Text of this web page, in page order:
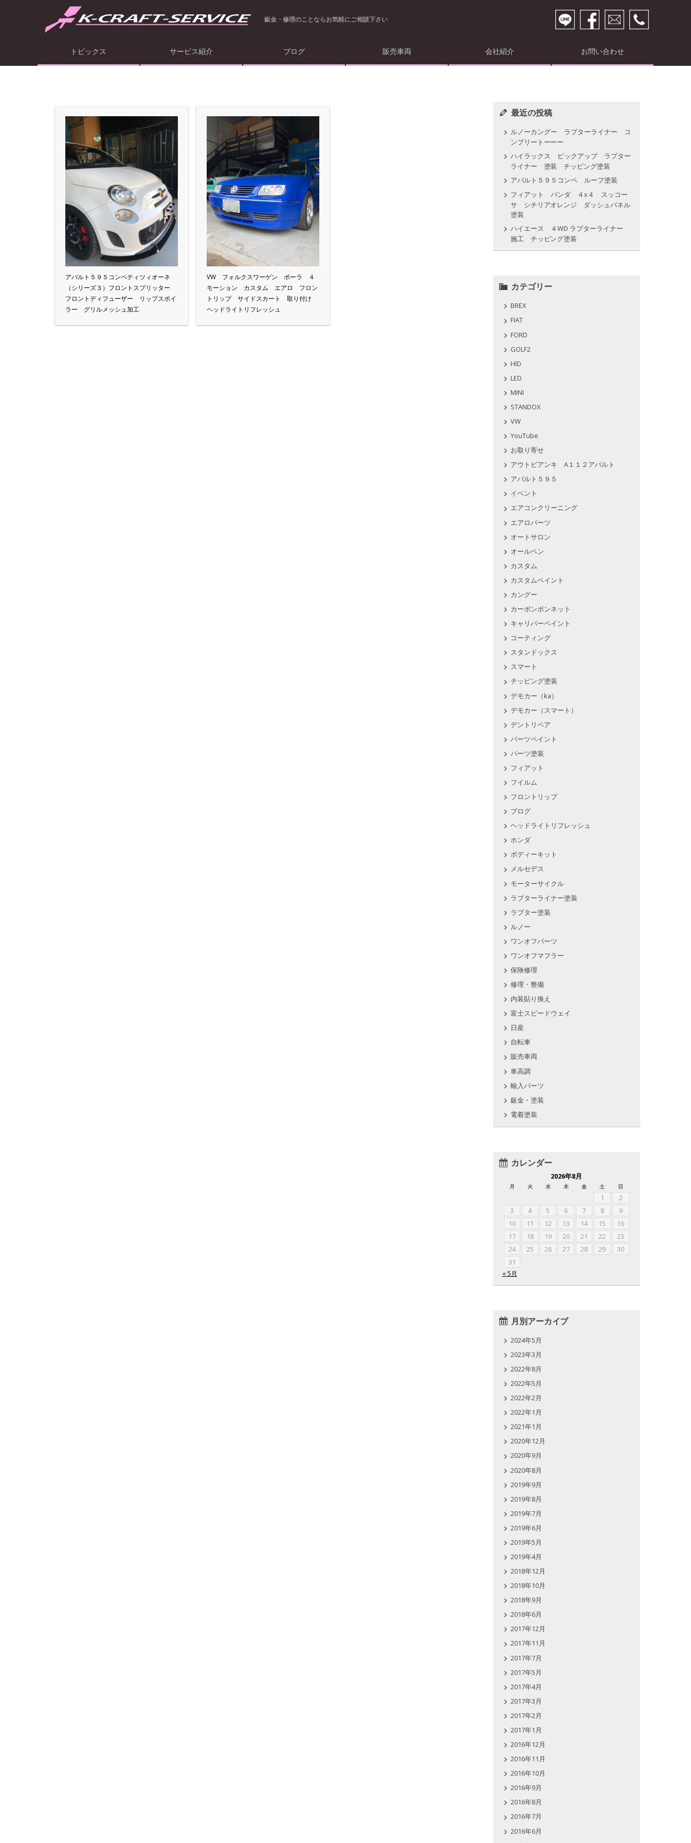
鈑金・修理のことならお気軽にご相談下さい
トピックス サービス紹介 ブログ 販売車両 会社紹介 お問い合わせ
アバルト５９５コンペティツィオーネ
（シリーズ３）フロントスプリッター
フロントディフューザー リップスポイ
ラー グリルメッシュ加工
VW フォルクスワーゲン ボーラ ４
モーション カスタム エアロ フロン
トリップ サイドスカート 取り付け
ヘッドライトリフレッシュ
最近の投稿
ルノーカングー ラプターライナー コ
ンプリートーーー
ハイラックス ピックアップ ラプター
ライナー 塗装 チッピング塗装
アバルト５９５コンペ ルーフ塗装
フィアット パンダ ４x４ スッコー
サ シチリアオレンジ ダッシュパネル
塗装
ハイエース ４WD ラプターライナー
施工 チッピング塗装
カテゴリー
BREX
FIAT
FORD
GOLF2
HID
LED
MINI
STANDOX
VW
YouTube
お取り寄せ
アウトビアンキ A１１２アバルト
アバルト５９５
イベント
エアコンクリーニング
エアロパーツ
オートサロン
オールペン
カスタム
カスタムペイント
カングー
カーボンボンネット
キャリパーペイント
コーティング
スタンドックス
スマート
チッピング塗装
デモカー（ka）
デモカー（スマート）
デントリペア
パーツペイント
パーツ塗装
フィアット
フイルム
フロントリップ
ブログ
ヘッドライトリフレッシュ
ホンダ
ボディーキット
メルセデス
モーターサイクル
ラプターライナー塗装
ラプター塗装
ルノー
ワンオフパーツ
ワンオフマフラー
保険修理
修理・整備
内装貼り換え
富士スピードウェイ
日産
自転車
販売車両
車高調
輸入パーツ
鈑金・塗装
電着塗装
カレンダー
2026年8月
月 火 水 木 金 土 日
1
2
3
4 5 6 7 8
9
10
11 12 13 14 15
16
17
18 19 20 21 22
23
24
25 26 27 28 29
30
31
« 5月
月別アーカイブ
2024年5月
2023年3月
2022年8月
2022年5月
2022年2月
2022年1月
2021年1月
2020年12月
2020年9月
2020年8月
2019年9月
2019年8月
2019年7月
2019年6月
2019年5月
2019年4月
2018年12月
2018年10月
2018年9月
2018年6月
2017年12月
2017年11月
2017年7月
2017年5月
2017年4月
2017年3月
2017年2月
2017年1月
2016年12月
2016年11月
2016年10月
2016年9月
2016年8月
2016年7月
2016年6月